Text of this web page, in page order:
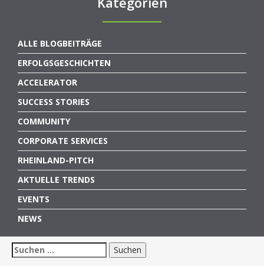
ALLE BLOGBEITRÄGE
ERFOLGSGESCHICHTEN
ACCELERATOR
SUCCESS STORIES
COMMUNITY
CORPORATE SERVICES
RHEINLAND-PITCH
AKTUELLE TRENDS
EVENTS
NEWS
Suchen
nach: